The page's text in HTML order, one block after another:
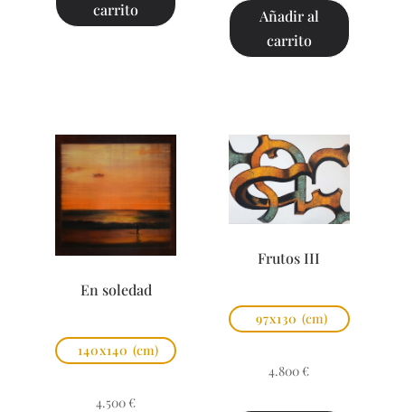
carrito
Añadir al
carrito
En soledad
140x140 (cm)
4.500 €
Frutos III
97x130 (cm)
4.800 €